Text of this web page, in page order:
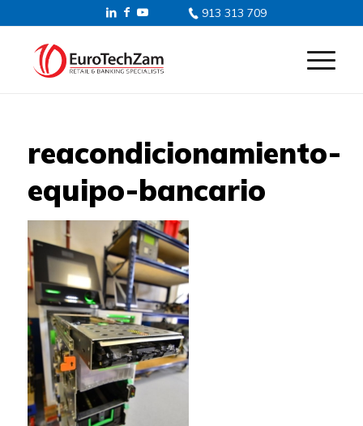
913 313 709
reacondicionamiento-
equipo-bancario